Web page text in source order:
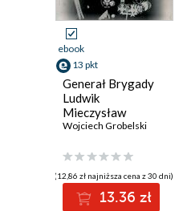
ebook
13 pkt
Generał Brygady
Ludwik
Mieczysław
Boruta-
(1894-1985)
Wojciech Grobelski
(12,86 zł najniższa cena z 30 dni)
13.36 zł